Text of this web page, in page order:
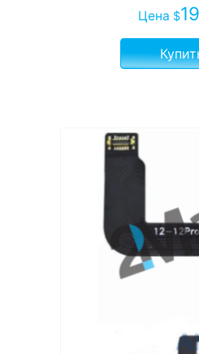
Цена $